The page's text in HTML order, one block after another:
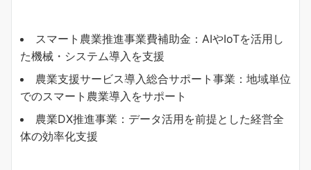
スマート農業推進事業費補助金：AIやIoTを活用し
た機械・システム導入を支援
農業支援サービス導入総合サポート事業：地域単位
でのスマート農業導入をサポート
農業DX推進事業：データ活用を前提とした経営全
体の効率化支援